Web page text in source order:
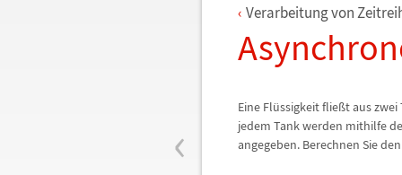
‹
Verarbeitung von
Eine Flüssigkeit fließt aus zwei
jedem Tank werden mithilfe
angegeben. Berechnen Sie